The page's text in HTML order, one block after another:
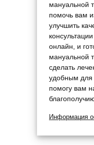
мануальной
помочь вам
улучшить
онлайн, и
мануальной
сделать
удобным для
помогу вам
Информация